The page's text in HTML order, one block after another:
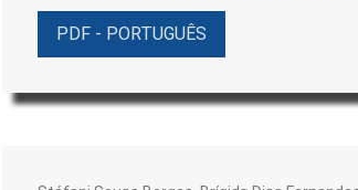
PDF - PORTUGUÊS